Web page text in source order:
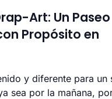
Art: Un Paseo
Propósito en
y diferente para un
sea por la mañana,